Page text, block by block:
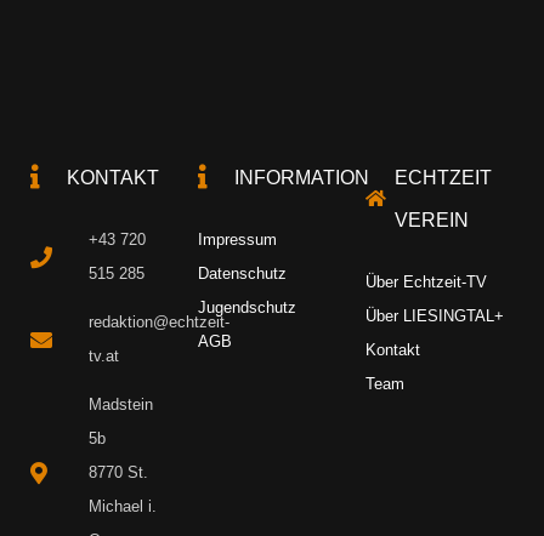
KONTAKT
+43 720
515 285
redaktion@echtzeit-
tv.at
Madstein
5b
8770 St.
Michael i.
INFORMATION
Impressum
Datenschutz
Jugendschutz
AGB
ECHTZEIT
VEREIN
Über Echtzeit-TV
Über LIESINGTAL+
Kontakt
Team